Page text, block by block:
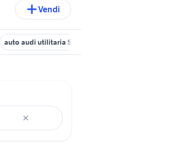
Vendi
auto audi utilitaria Sicilia